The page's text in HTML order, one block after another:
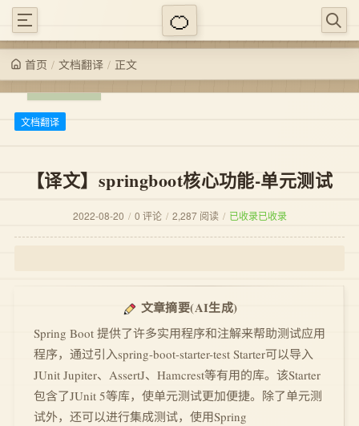
首页 / 文档翻译 / 正文
文档翻译
【译文】springboot核心功能-单元测试
2022-08-20 / 0 评论 / 2,287 阅读 / 已收录已收录
文章摘要(AI生成)
Spring Boot 提供了许多实用程序和注解来帮助测试应用
程序，通过引入spring-boot-starter-test Starter可以导入
JUnit Jupiter、AssertJ、Hamcrest等有用的库。该Starter
包含了JUnit 5等库，使单元测试更加便捷。除了单元测
试外，还可以进行集成测试，使用Spring